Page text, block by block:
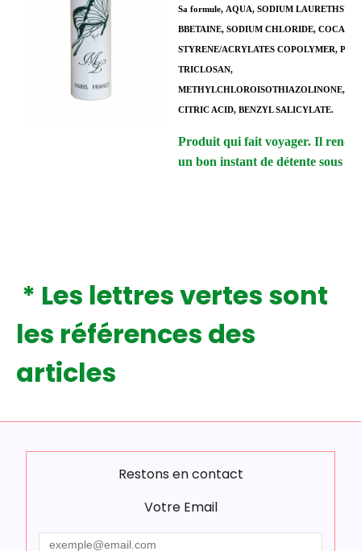
Sa formule, AQUA, SODIUM
BBETAINE, SODIUM CHLORIDE,
STYRENE/ACRYLATES COPOLYMER,
TRICLOSAN,
CITRIC ACID, BENZYL SALICYLATE.
Produit qui fait voyager. Il rend
un bon instant de détente sous la
* Les lettres vertes sont
les références des
articles
Restons en contact
Votre Email